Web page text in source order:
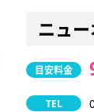
ニュ
目安料金
TEL